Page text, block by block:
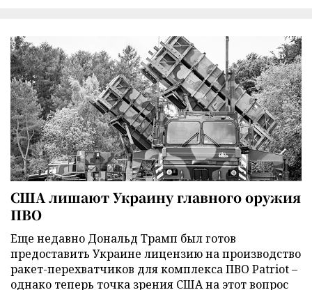
США лишают Украину главного оружия
ПВО
Еще недавно Дональд Трамп был готов
предоставить Украине лицензию на производство
ракет-перехватчиков для комплекса ПВО Patriot –
однако теперь точка зрения США на этот вопрос